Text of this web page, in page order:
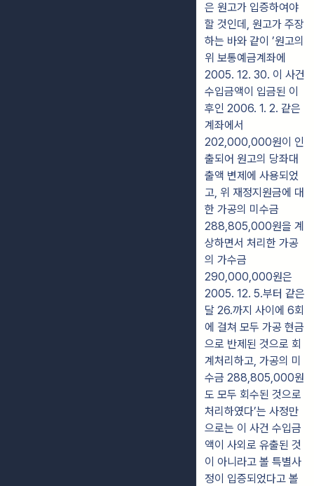
은 원고가 입증하여야
할 것인데, 원고가 주장
하는 바와 같이 ’원고의
위 보통예금계좌에
2005. 12. 30. 이 사건
수입금액이 입금된 이
후인 2006. 1. 2. 같은
계좌에서
202,000,000원이 인
출되어 원고의 당좌대
출액 변제에 사용되었
고, 위 재정지원금에 대
한 가공의 미수금
288,805,000원을 계
상하면서 처리한 가공
의 가수금
290,000,000원은
2005. 12. 5.부터 같은
달 26.까지 사이에 6회
에 걸쳐 모두 가공 현금
으로 반제된 것으로 회
계처리하고, 가공의 미
수금 288,805,000원
도 모두 회수된 것으로
처리하였다’는 사정만
으로는 이 사건 수입금
액이 사외로 유출된 것
이 아니라고 볼 특별사
정이 입증되었다고 볼